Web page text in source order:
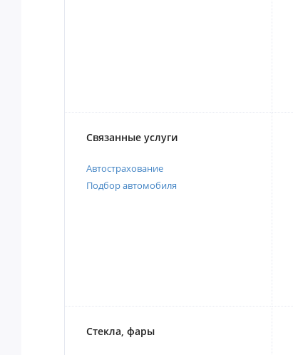
Связанные услуги
Автострахование
Подбор автомобиля
Стекла, фары